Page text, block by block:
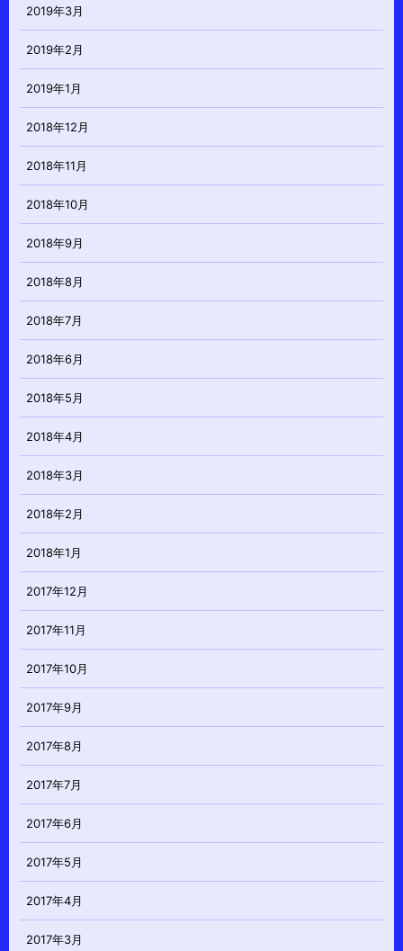
2019年3月
2019年2月
2019年1月
2018年12月
2018年11月
2018年10月
2018年9月
2018年8月
2018年7月
2018年6月
2018年5月
2018年4月
2018年3月
2018年2月
2018年1月
2017年12月
2017年11月
2017年10月
2017年9月
2017年8月
2017年7月
2017年6月
2017年5月
2017年4月
2017年3月